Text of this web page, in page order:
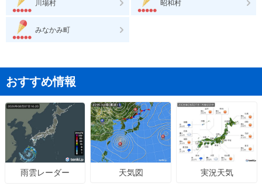
川場村 昭和村
みなかみ町
おすすめ情報
雨雲レーダー 天気図 実況天気